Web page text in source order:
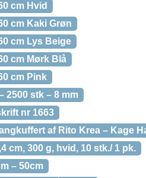
cm Hvid
cm Kaki Grøn
cm Lys Beige
cm Mørk Blå
cm Pink
2500 stk – 8 mm
nr 1663
af Rito Krea – Kage
cm, 300 g, hvid, 10 stk./ 1 pk.
– 50cm